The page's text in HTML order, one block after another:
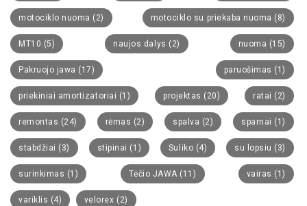
motociklo nuoma (2) motociklo su priekaba nuoma (8)
MT10 (5) naujos dalys (2) nuoma (15)
Pakruojo jawa (17) paruošimas (1)
priekiniai amortizatoriai (1) projektas (20) ratai (2)
remontas (24) rėmas (2) spalva (2) sparnai (1)
stabdžiai (3) stipinai (1) Suliko (4) su lopsiu (3)
surinkimas (1) Tėčio JAWA (11) vairas (1)
variklis (4) velorex (2)